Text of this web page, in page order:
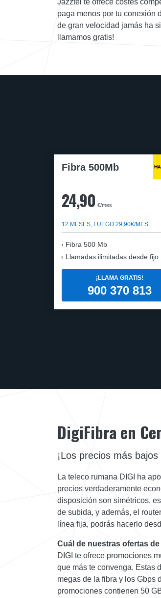
Jazztel te ofrece costes
paga menos por tu conexión
de gran velocidad jamás ha
llamamos gratis!
Fibra 500Mb
24,90 €/mes
12 MESES, LUEGO 29,90€/MES
Fibra 500 Mb
Llamadas ilimitadas desde fijo
¡LLAMA GRATIS!
900 370 813
DigiFibra en
¡Los precios más
La teleco rumana DIGI ha
precios verdaderamente
disposición son simétricos,
de subida, y además, el
línea fija, podrás hacerlo
Cuál de nuestras ofertas
DIGI te ofrece promociones
que más te convenga. Estas
megas de la fibra y los Gbps
promociones contienen 50